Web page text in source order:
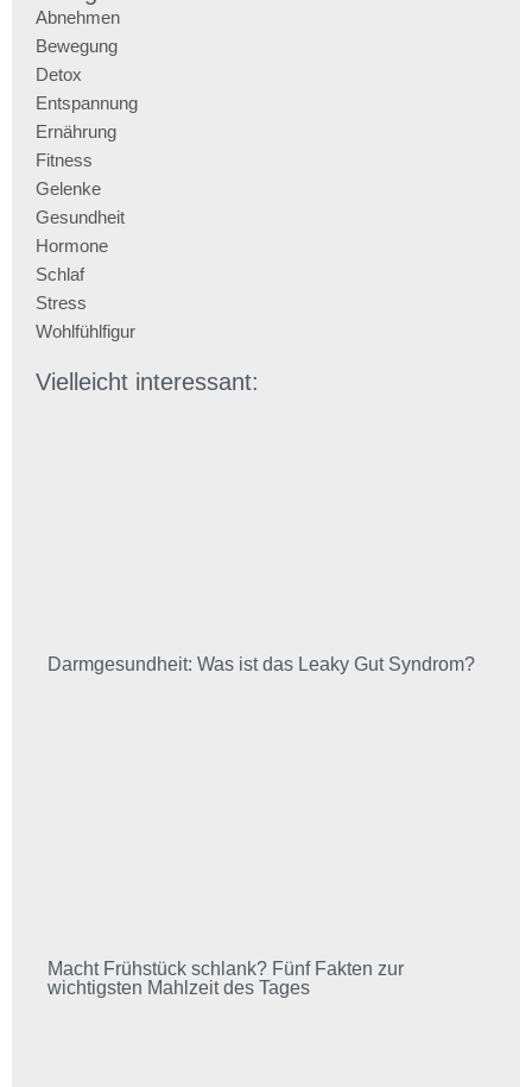
Abnehmen
Bewegung
Detox
Entspannung
Ernährung
Fitness
Gelenke
Gesundheit
Hormone
Schlaf
Stress
Wohlfühlfigur
Vielleicht interessant:
Darmgesundheit: Was ist das Leaky Gut Syndrom?
Macht Frühstück schlank? Fünf Fakten zur
wichtigsten Mahlzeit des Tages